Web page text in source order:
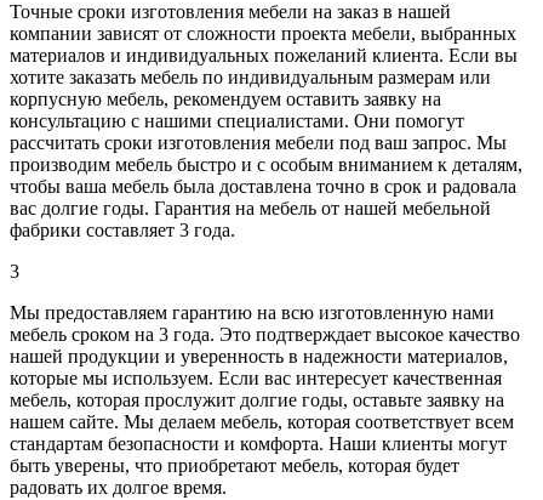
Точные сроки изготовления мебели на заказ в нашей
компании зависят от сложности проекта мебели, выбранных
материалов и индивидуальных пожеланий клиента. Если вы
хотите заказать мебель по индивидуальным размерам или
корпусную мебель, рекомендуем оставить заявку на
консультацию с нашими специалистами. Они помогут
рассчитать сроки изготовления мебели под ваш запрос. Мы
производим мебель быстро и с особым вниманием к деталям,
чтобы ваша мебель была доставлена точно в срок и радовала
вас долгие годы. Гарантия на мебель от нашей мебельной
фабрики составляет 3 года.
3
Мы предоставляем гарантию на всю изготовленную нами
мебель сроком на 3 года. Это подтверждает высокое качество
нашей продукции и уверенность в надежности материалов,
которые мы используем. Если вас интересует качественная
мебель, которая прослужит долгие годы, оставьте заявку на
нашем сайте. Мы делаем мебель, которая соответствует всем
стандартам безопасности и комфорта. Наши клиенты могут
быть уверены, что приобретают мебель, которая будет
радовать их долгое время.